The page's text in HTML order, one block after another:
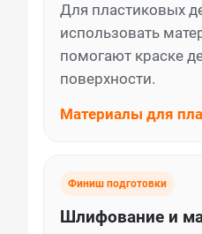
Для пластиковых
использовать
помогают краске
поверхности.
Материалы для
Финиш подготовки
Шлифование и